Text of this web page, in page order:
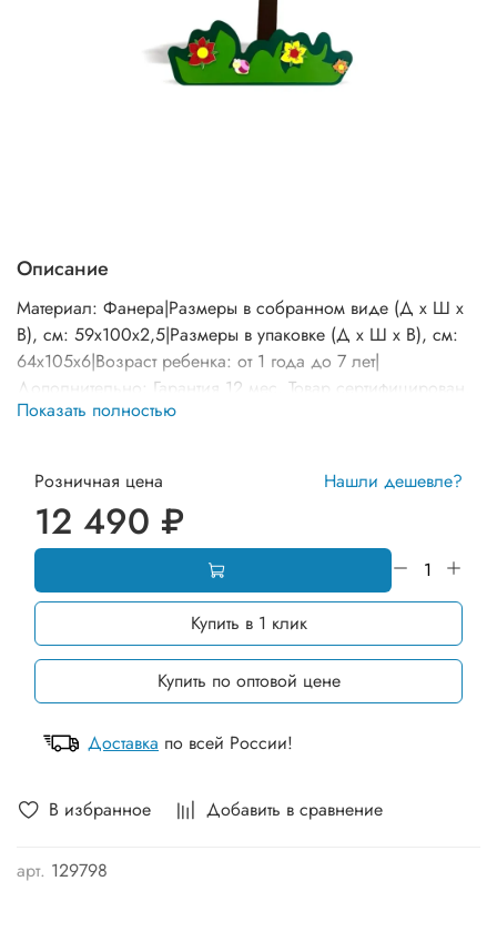
В избранное Добавить в сравнение
арт. 129798
Описание
Материал: Фанера|Размеры в собранном виде (Д х Ш х
В), см: 59х100х2,5|Размеры в упаковке (Д х Ш х В), см:
64х105х6|Возраст ребенка: от 1 года до 7 лет|
Дополнительно: Гарантия 12 мес. Товар сертифицирован.
Оборудование может отличаться от представленного на
Показать полностью
Розничная цена Нашли дешевле?
12 490 ₽
Купить в 1 клик
Купить по оптовой цене
Доставка по всей России!